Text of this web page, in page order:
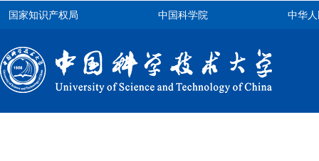
国家知识产权局 中国科学院 中华